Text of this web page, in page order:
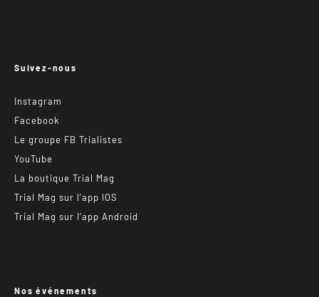
Suivez-nous
Instagram
Facebook
Le groupe FB Trialistes
YouTube
La boutique Trial Mag
Trial Mag sur l’app IOS
Trial Mag sur l’app Android
Nos événements